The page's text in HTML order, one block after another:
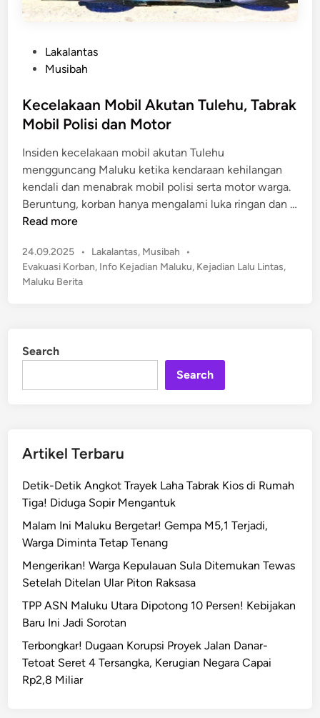
t
e
i
n
Lakalantas
Musibah
Kecelakaan Mobil Akutan Tulehu, Tabrak
Mobil Polisi dan Motor
Insiden kecelakaan mobil akutan Tulehu
mengguncang Maluku ketika kendaraan kehilangan
kendali dan menabrak mobil polisi serta motor warga.
Beruntung, korban hanya mengalami luka ringan dan …
K
c
e
l
a
M
l
A
k
t
a
n
T
u
l
h
u
,
Read more
24.09.2025 •
P
o
Lakalantas, Musibah
•
Evakuasi Korban, Info Kejadian Maluku, Kejadian Lalu Lintas,
Maluku Berita
Search
Search
Artikel Terbaru
Detik-Detik Angkot Trayek Laha Tabrak Kios di Rumah
Tiga! Diduga Sopir Mengantuk
Malam Ini Maluku Bergetar! Gempa M5,1 Terjadi,
Warga Diminta Tetap Tenang
Mengerikan! Warga Kepulauan Sula Ditemukan Tewas
Setelah Ditelan Ular Piton Raksasa
TPP ASN Maluku Utara Dipotong 10 Persen! Kebijakan
Baru Ini Jadi Sorotan
Terbongkar! Dugaan Korupsi Proyek Jalan Danar-
Tetoat Seret 4 Tersangka, Kerugian Negara Capai
Rp2,8 Miliar